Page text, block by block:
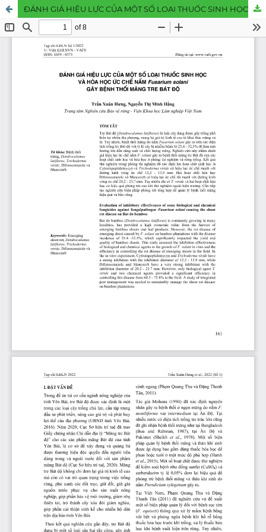
ĐÁNH GIÁ HIỆU LỰC CỦA MỘT SỐ LOẠI THUỐC SINH HỌC VÀ HÓA HỌC ỨC CHẾ NẤM Fusarium solani GÂY BỆNH THỐI MĂNG TRE BÁT Đ Ộ